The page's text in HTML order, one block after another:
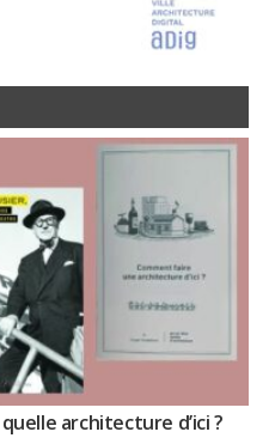
architecture d’ici ?